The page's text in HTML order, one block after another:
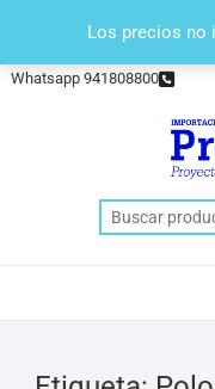
Los precios no
contenido
(+511) 388 – 4433
Whatsapp 941808800